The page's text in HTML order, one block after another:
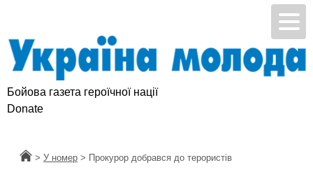
Бойова газета героїчної нації
Donate
Головна
> У номер > Прокурор добрався до терористів